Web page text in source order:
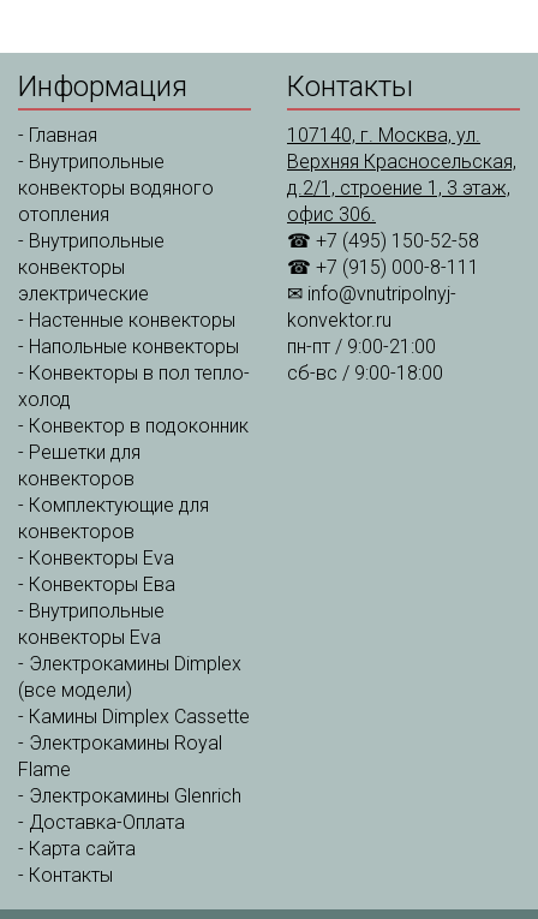
Информация
- Главная
- Внутрипольные
конвекторы водяного
отопления
- Внутрипольные
конвекторы
электрические
- Настенные конвекторы
- Напольные конвекторы
- Конвекторы в пол тепло-
холод
- Конвектор в подоконник
- Решетки для
конвекторов
- Комплектующие для
конвекторов
- Конвекторы Eva
- Конвекторы Ева
- Внутрипольные
конвекторы Eva
- Электрокамины Dimplex
(все модели)
- Камины Dimplex Cassette
- Электрокамины Royal
Flame
- Электрокамины Glenrich
- Доставка-Оплата
- Карта сайта
- Контакты
Контакты
107140, г. Москва, ул.
Верхняя Красносельская,
д.2/1, строение 1, 3 этаж,
офис 306.
☎ +7 (495) 150-52-58
☎ +7 (915) 000-8-111
✉ info@vnutripolnyj-
konvektor.ru
пн-пт / 9:00-21:00
сб-вс / 9:00-18:00